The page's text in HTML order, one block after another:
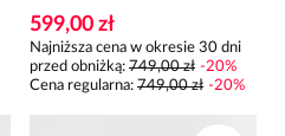
599,00 zł
Najniższa cena w okresie 30 dni
przed obniżką: 749,00 zł -20%
Cena regularna: 749,00 zł -20%